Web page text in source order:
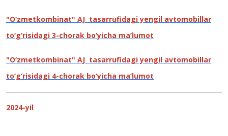
"O‘zmetkombinat" AJ tasarrufidagi yengil avtomobillar
to‘g‘risidagi 3-chorak bo‘yicha ma’lumot
"O‘zmetkombinat" AJ tasarrufidagi yengil avtomobillar
to‘g‘risidagi 4-chorak bo‘yicha ma’lumot
2024-yil